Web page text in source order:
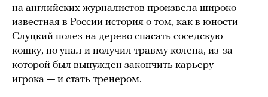
на английских журналистов произвела широко
известная в России история о том, как в юности
Слуцкий полез на дерево спасать соседскую
кошку, но упал и получил травму колена, из-за
которой был вынужден закончить карьеру
игрока — и стать тренером.